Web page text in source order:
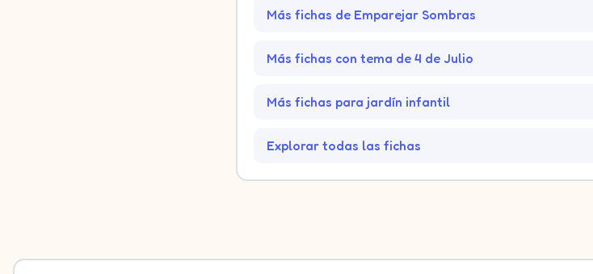
Más fichas de Emparejar Sombras
Más fichas con tema de 4 de Julio
Más fichas para jardín infantil
Explorar todas las fichas